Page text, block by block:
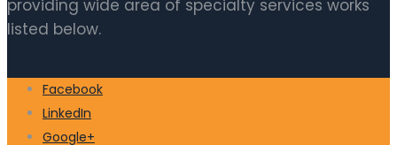
providing wide area of specialty services works
listed below.
Facebook
LinkedIn
Google+